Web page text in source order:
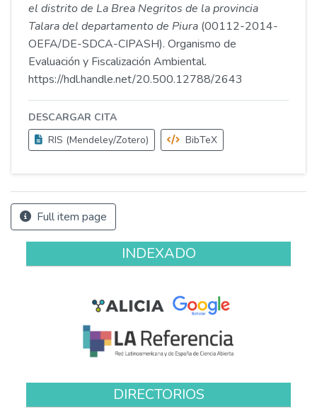
el distrito de La Brea Negritos de la provincia
Talara del departamento de Piura (00112-2014-
OEFA/DE-SDCA-CIPASH). Organismo de
Evaluación y Fiscalización Ambiental.
https://hdl.handle.net/20.500.12788/2643
DESCARGAR CITA
RIS (Mendeley/Zotero)
BibTeX
Full item page
INDEXADO
DIRECTORIOS